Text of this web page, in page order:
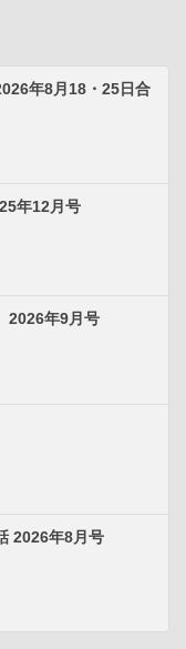
年8月18・25日合
年12月号
2026年9月号
2026年8月号